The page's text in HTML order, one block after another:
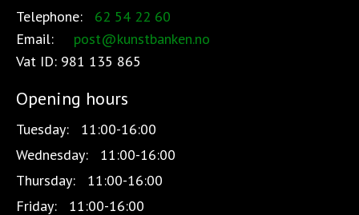
Telephone:
62 54 22 60
Email:
post@kunstbanken.no
Vat ID: 981 135 865
Opening hours
Tuesday:
11:00-16:00
Wednesday:
11:00-16:00
Thursday:
11:00-16:00
Friday:
11:00-16:00